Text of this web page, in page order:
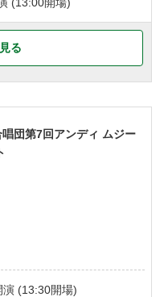
る
団第7回アンディ ムジー
演 (13:30開場)